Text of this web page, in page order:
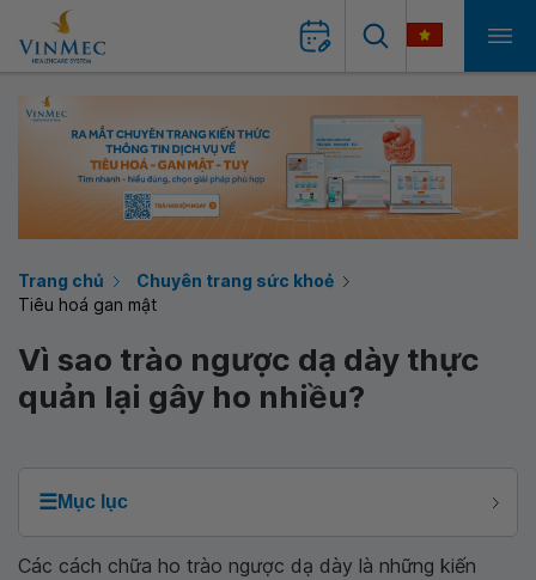
Trang chủ
Chuyên trang sức khoẻ
Tiêu hoá gan mật
Vì sao trào ngược dạ dày thực
quản lại gây ho nhiều?
☰Mục lục
Các cách chữa ho trào ngược dạ dày là những kiến